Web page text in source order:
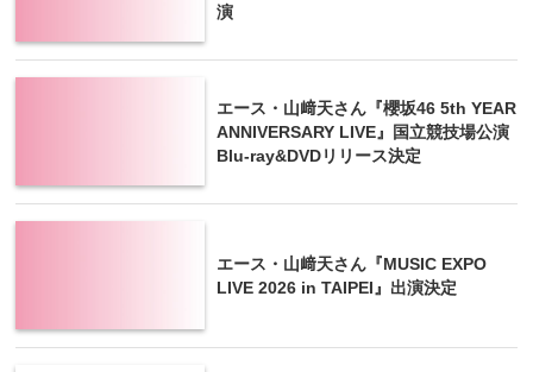
演
エース・山﨑天さん『櫻坂46 5th YEAR
ANNIVERSARY LIVE』国立競技場公演
Blu-ray&DVDリリース決定
エース・山﨑天さん『MUSIC EXPO
LIVE 2026 in TAIPEI』出演決定